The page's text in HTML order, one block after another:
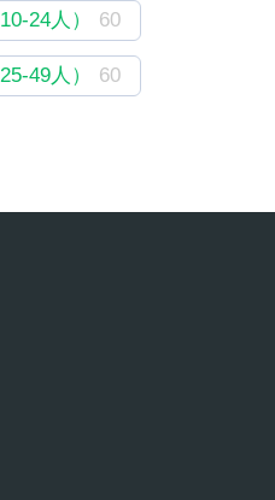
24人） 60
49人） 60
999人）
人）